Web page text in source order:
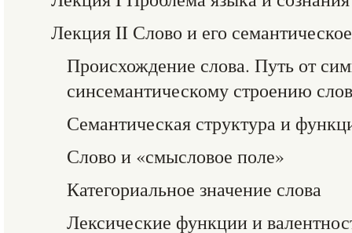
Лекция II Слово и его
Происхождение слова. Путь от
синсемантическому строению
Семантическая структура и
Слово и «смысловое поле»
Категориальное значение слова
Лексические функции и